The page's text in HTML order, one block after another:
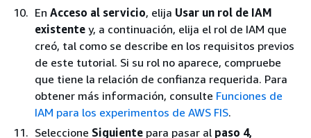
En Acceso al servicio, elija Usar un rol de IAM
existente y, a continuación, elija el rol de IAM que
creó, tal como se describe en los requisitos previos
de este tutorial. Si su rol no aparece, compruebe
que tiene la relación de confianza requerida. Para
obtener más información, consulte Funciones de
IAM para los experimentos de AWS FIS.
Seleccione Siguiente para pasar al paso 4,